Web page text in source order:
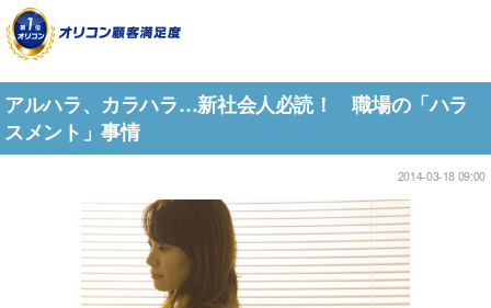
アルハラ、カラハラ…新社会人必読！ 職場の「ハラ
スメント」事情
2014-03-18 09:00